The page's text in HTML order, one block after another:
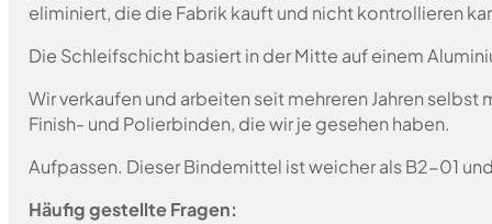
eliminiert, die die Fabrik kauft und nicht kontrollieren
Die Schleifschicht basiert in der Mitte auf einem
Wir verkaufen und arbeiten seit mehreren Jahren
Finish- und Polierbinden, die wir je gesehen haben.
Aufpassen. Dieser Bindemittel ist weicher als B2-01
Häufig gestellte Fragen: